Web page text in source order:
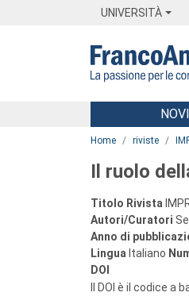
UNIVERSITÀ
Menu
Home riviste
Il ruolo
Titolo Rivista
Autori/Curatori
Anno di
Lingua Italiano
DOI
Il DOI è il codice